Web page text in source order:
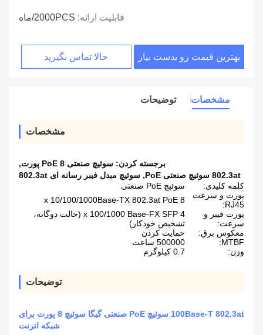
قابلیت ارائه: 2000PCS/ماه
بهترین قیمت رو بدست بیار حالا تماس بگیرید
مشخصات توضیحات
مشخصات
برجسته کردن: سوئیچ صنعتی PoE 8 پورت
,
802.3at سوئیچ صنعتی PoE
, سوئیچ مبدل فیبر رسانه ای 802.3at
کلمه کلیدی:
سوئیچ PoE صنعتی
پورت و سرعت
RJ45:
8 x 10/100/1000Base-TX 802.3at PoE
پورت فیبر و
سرعت:
4 x 100/1000 Base-FX SFP (حالت دوگانه،
تشخیص خودکار)
معکوس برق:
حمایت کردن
MTBF:
500000 ساعت
وزن:
0.7 کیلوگرم
توضیحات
100Base-T 802.3at سوئیچ PoE صنعتی گیگا سوئیچ 8 پورت برای
شبکه اترنت